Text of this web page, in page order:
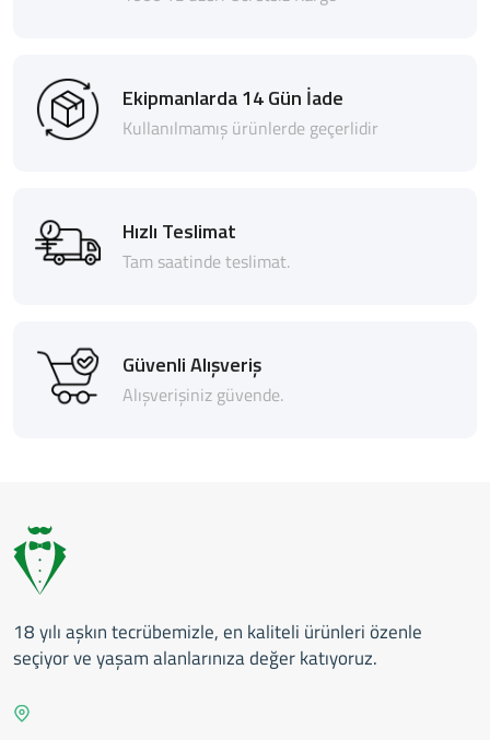
Ekipmanlarda 14 Gün İade
Kullanılmamış ürünlerde geçerlidir
Hızlı Teslimat
Tam saatinde teslimat.
Güvenli Alışveriş
Alışverişiniz güvende.
18 yılı aşkın tecrübemizle, en kaliteli ürünleri özenle
seçiyor ve yaşam alanlarınıza değer katıyoruz.